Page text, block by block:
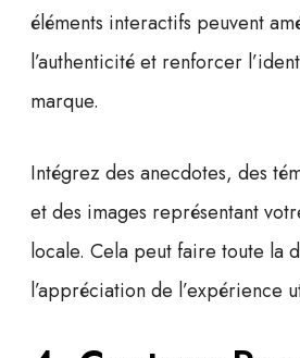
éléments interactifs peuvent
l’authenticité et renforcer
marque.
Intégrez des anecdotes, des
et des images représentant
locale. Cela peut faire toute la
l’appréciation de l’expérience